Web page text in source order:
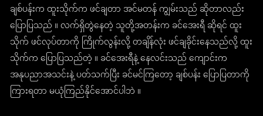
ချစ်ပန်းက ထူးသိုက်က ဖင်ချတာ အင်မတန် ကျွမ်းသည် ဆိုတာလည်း
ပြောပြသည် ။ လက်ရှိတွဲနေတဲ့ သူတို့အတန်းက ခင်အေးရီ ဆိုရင် ထူး
သိုက် ဖင်လုပ်တာကို ကြိုက်လွန်းလို့ တချိန်လုံး ဖင်ချခိုင်းနေသည်လို့ ထူး
သိုက်က ပြောပြသည်တဲ့ ။ ခင်အေးရီနဲ့ နေလင်းသည် ကျောင်းက
အနုပညာအသင်းနဲ့ ပတ်သက်ပြီး ခင်မင်ကြတော့ ချစ်ပန်း ပြောပြတာကို
ကြားရတာ မယုံကြည်နိုင်အောင်ပါဘဲ ။